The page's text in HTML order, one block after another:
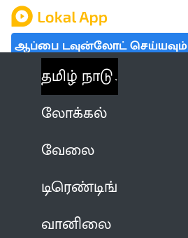
ஆப்பை டவுன்லோட் செய்யவும்
தமிழ் நாடு
லோக்கல்
வேலை
டிரெண்டிங்
வானிலை